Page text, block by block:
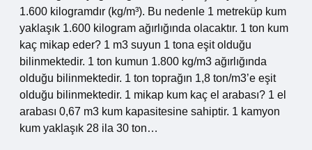
1.600 kilogramdır (kg/m³). Bu nedenle 1 metreküp kum
yaklaşık 1.600 kilogram ağırlığında olacaktır. 1 ton kum
kaç mikap eder? 1 m3 suyun 1 tona eşit olduğu
bilinmektedir. 1 ton kumun 1.800 kg/m3 ağırlığında
olduğu bilinmektedir. 1 ton toprağın 1,8 ton/m3’e eşit
olduğu bilinmektedir. 1 mikap kum kaç el arabası? 1 el
arabası 0,67 m3 kum kapasitesine sahiptir. 1 kamyon
kum yaklaşık 28 ila 30 ton…